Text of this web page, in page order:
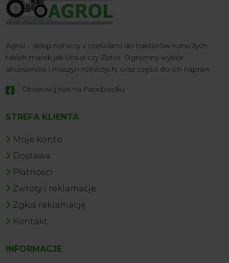
Agrol – sklep rolniczy z częściami do traktorów rolniczych
takich marek jak Ursus czy Zetor. Ogromny wybór
akcesoriów i maszyn rolniczych, oraz części do ich napraw.
 Obserwuj nas na Facebooku
STREFA KLIENTA
Moje konto
Dostawa
Płatności
Zwroty i reklamacje
Zgłoś reklamację
Kontakt
INFORMACJE